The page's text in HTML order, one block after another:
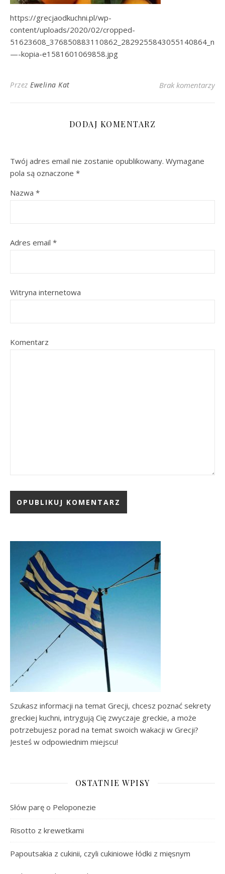
https://grecjaodkuchni.pl/wp-
content/uploads/2020/02/cropped-
51623608_376850883110862_2829255843055140864_n-
—-kopia-e1581601069858.jpg
Przez Ewelina Kat Brak komentarzy
DODAJ KOMENTARZ
Twój adres email nie zostanie opublikowany. Wymagane
pola są oznaczone *
Nazwa *
Adres email *
Witryna internetowa
Komentarz
Szukasz informacji na temat Grecji, chcesz poznać sekrety
greckiej kuchni, intrygują Cię zwyczaje greckie, a może
potrzebujesz porad na temat swoich wakacji w Grecji?
Jesteś w odpowiednim miejscu!
OSTATNIE WPISY
Słów parę o Peloponezie
Risotto z krewetkami
Papoutsakia z cukinii, czyli cukiniowe łódki z mięsnym